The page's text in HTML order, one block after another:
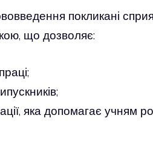
покликані
що дозволяє:
яка допомагає учням